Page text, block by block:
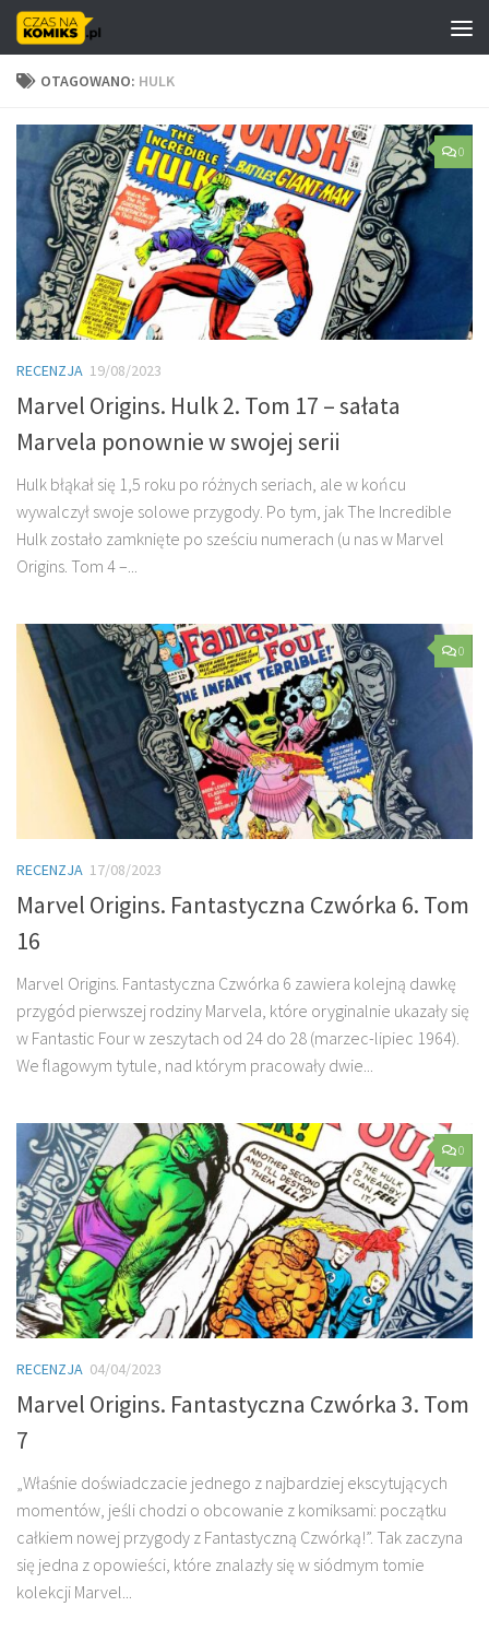
Skip to content
OTAGOWANO: HULK
0
RECENZJA 19/08/2023
Marvel Origins. Hulk 2. Tom 17 – sałata
Marvela ponownie w swojej serii
Hulk błąkał się 1,5 roku po różnych seriach, ale w końcu
wywalczył swoje solowe przygody. Po tym, jak The Incredible
Hulk zostało zamknięte po sześciu numerach (u nas w Marvel
Origins. Tom 4 –...
0
RECENZJA 17/08/2023
Marvel Origins. Fantastyczna Czwórka 6. Tom
16
Marvel Origins. Fantastyczna Czwórka 6 zawiera kolejną dawkę
przygód pierwszej rodziny Marvela, które oryginalnie ukazały się
w Fantastic Four w zeszytach od 24 do 28 (marzec-lipiec 1964).
We flagowym tytule, nad którym pracowały dwie...
0
RECENZJA 04/04/2023
Marvel Origins. Fantastyczna Czwórka 3. Tom
7
„Właśnie doświadczacie jednego z najbardziej ekscytujących
momentów, jeśli chodzi o obcowanie z komiksami: początku
całkiem nowej przygody z Fantastyczną Czwórką!”. Tak zaczyna
się jedna z opowieści, które znalazły się w siódmym tomie
kolekcji Marvel...